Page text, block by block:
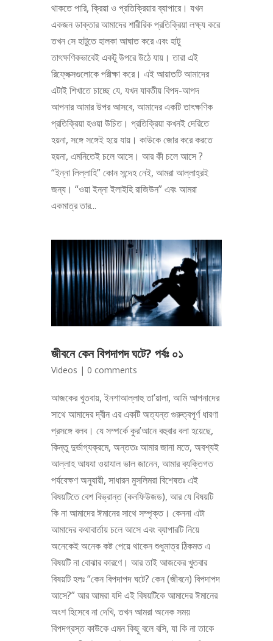
থাকতে পারি, ক্রিয়া ও প্রতিক্রিয়ার ব্যাপারে। যখন
একজন ডাক্তার আমাদের শারীরিক প্রতিক্রিয়া লক্ষ্য করে
তখন সে হাটুতে হালকা আঘাত করে এবং হাটু
তাৎক্ষণিকভাবেই একটু উপরে উঠে যায়। তারা এই
রিফ্লেক্সগুলোকে পরীক্ষা করে। এই আয়াতটি আমাদের
এটাই শিখাতে চাচ্ছে যে, যখন যাবতীয় বিপদ-আপদ
আপনার আমার উপর আসবে, আমাদের একটি তাৎক্ষণিক
প্রতিক্রিয়া হওয়া উচিত। প্রতিক্রিয়া কখনই দেরিতে
হয়না, সঙ্গে সঙ্গেই হয়ে যায়। কাউকে জোর করে করতে
হয়না, এমনিতেই চলে আসে। আর কী চলে আসে ?
“ইন্না লিল্লাহি” কোন সন্দেহ নেই, আমরা আল্লাহ্‌রই
জন্য। “ওয়া ইন্না ইলাইহি রাজিউন” এবং আমরা
একমাত্র তার...
জীবনে কেন বিপদাপদ ঘটে? পর্বঃ ০১
Videos | 0 comments
আজকের খুতবায়, ইনশাআল্লাহু তা’য়ালা, আমি আপনাদের
সাথে আমাদের দ্বীন এর একটি অত্যন্ত গুরুত্বপূর্ণ ধারণা
প্রসঙ্গে বলব। যে সম্পর্কে কুর’আনে বহুবার বলা হয়েছে,
কিন্তু দুর্ভাগ্যক্রমে, অন্ততঃ আমার জানা মতে, অবশ্যই
আল্লাহ আযযা ওয়াযাল ভাল জানেন, আমার ব্যক্তিগত
পর্যবেক্ষণ অনুযায়ী, সাধারন মুসলিমরা বিশেষতঃ এই
বিষয়টিতে বেশ বিভ্রান্ত (কনফিউজড), আর যে বিষয়টি
কি না আমাদের ঈমানের সাথে সম্পৃক্ত। কেননা এটা
আমাদের কথাবার্তায় চলে আসে এবং ব্যাপারটি নিয়ে
অনেকেই অনেক কষ্ট পেয়ে থাকেন শুধুমাত্র ঠিকমত এ
বিষয়টি না বোঝার কারণে। আর তাই আজকের খুতবার
বিষয়টি হলঃ “কেন বিপদাপদ ঘটে? কেন (জীবনে) বিপদাপদ
আসে?” আর আমরা যদি এই বিষয়টিকে আমাদের ঈমানের
অংশ হিসেবে না দেখি, তখন আমরা অনেক সময়
বিপদগ্রস্ত কাউকে এমন কিছু বলে বসি, যা কি না তাকে